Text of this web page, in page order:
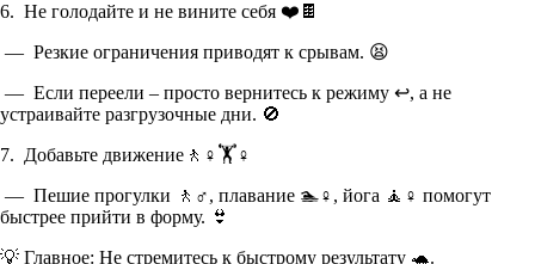
6. Не голодайте и не вините себя ❤️🍫
— Резкие ограничения приводят к срывам. 😫
— Если переели – просто вернитесь к режиму ↩️, а не
устраивайте разгрузочные дни. 🚫
7. Добавьте движение🚶♀️🏋️♀️
— Пешие прогулки 🚶♂️, плавание 🏊♀️, йога 🧘♀️ помогут
быстрее прийти в форму. 👙
💡 Главное: Не стремитесь к быстрому результату 🐢.